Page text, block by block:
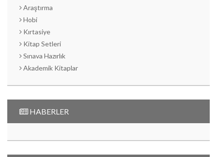
Araştırma
Hobi
Kırtasiye
Kitap Setleri
Sınava Hazırlık
Akademik Kitaplar
HABERLER